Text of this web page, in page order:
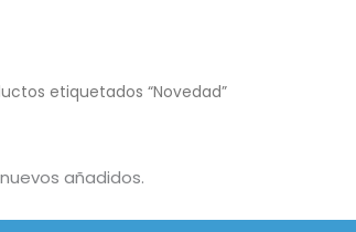
etiquetados “Novedad”
añadidos.